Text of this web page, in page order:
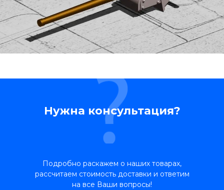
Нужна консультация?
Подробно раскажем о наших товарах,
рассчитаем стоимость доставки и ответим
на все Ваши вопросы!